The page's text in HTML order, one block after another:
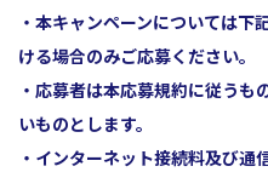
・本キャンペーンについては下
ける場合のみご応募ください。
・応募者は本応募規約に従う
いものとします。
・インターネット接続料及び通